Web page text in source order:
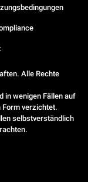
Alle Rechte
in wenigen Fällen auf
Form verzichtet.
selbstverständlich